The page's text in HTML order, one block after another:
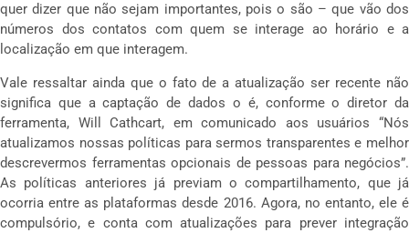
quer dizer que não sejam importantes, pois o são – que vão dos
números dos contatos com quem se interage ao horário e a
localização em que interagem.
Vale ressaltar ainda que o fato de a atualização ser recente não
significa que a captação de dados o é, conforme o diretor da
ferramenta, Will Cathcart, em comunicado aos usuários “Nós
atualizamos nossas políticas para sermos transparentes e melhor
descrevermos ferramentas opcionais de pessoas para negócios”.
As políticas anteriores já previam o compartilhamento, que já
ocorria entre as plataformas desde 2016. Agora, no entanto, ele é
compulsório, e conta com atualizações para prever integração